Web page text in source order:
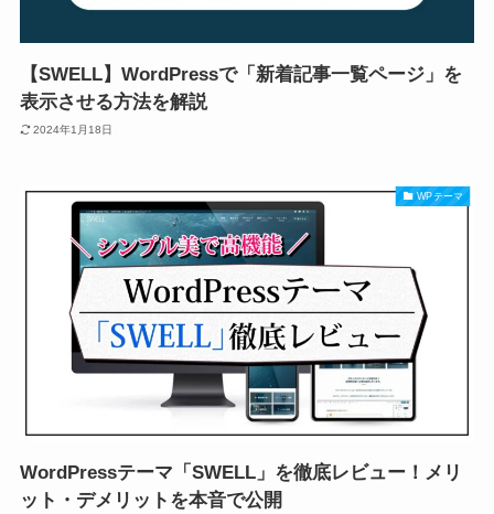
【SWELL】WordPressで「新着記事一覧ページ」を
表示させる方法を解説
2024年1月18日
WPテーマ
WordPressテーマ「SWELL」を徹底レビュー！メリ
ット・デメリットを本音で公開